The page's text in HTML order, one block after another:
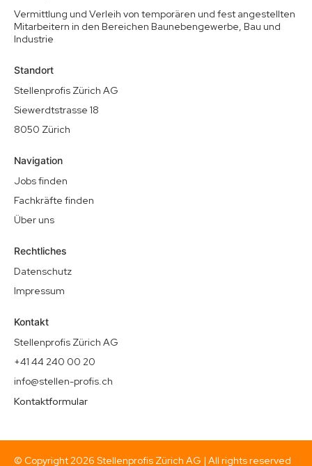
Vermittlung und Verleih von temporären und fest angestellten
Mitarbeitern in den Bereichen Baunebengewerbe, Bau und
Industrie
Standort
Stellenprofis Zürich AG
Siewerdtstrasse 18
8050 Zürich
Navigation
Jobs finden
Fachkräfte finden
Über uns
Rechtliches
Datenschutz
Impressum
Kontakt
Stellenprofis Zürich AG
+41 44 240 00 20
info@stellen-profis.ch
Kontaktformular
© Copyright 2026 Stellenprofis Zürich AG | All rights reserved